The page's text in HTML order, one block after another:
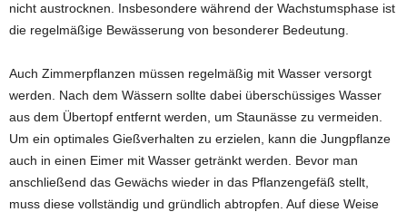
nicht austrocknen. Insbesondere während der Wachstumsphase ist
die regelmäßige Bewässerung von besonderer Bedeutung.
Auch Zimmerpflanzen müssen regelmäßig mit Wasser versorgt
werden. Nach dem Wässern sollte dabei überschüssiges Wasser
aus dem Übertopf entfernt werden, um Staunässe zu vermeiden.
Um ein optimales Gießverhalten zu erzielen, kann die Jungpflanze
auch in einen Eimer mit Wasser getränkt werden. Bevor man
anschließend das Gewächs wieder in das Pflanzengefäß stellt,
muss diese vollständig und gründlich abtropfen. Auf diese Weise